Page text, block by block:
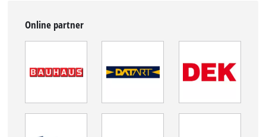
Online partner